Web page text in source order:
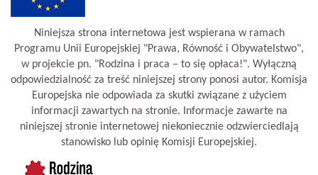
Niniejsza strona internetowa jest wspierana w ramach
Programu Unii Europejskiej "Prawa, Równość i Obywatelstwo",
w projekcie pn. "Rodzina i praca – to się opłaca!". Wyłączną
odpowiedzialność za treść niniejszej strony ponosi autor. Komisja
Europejska nie odpowiada za skutki związane z użyciem
informacji zawartych na stronie. Informacje zawarte na
niniejszej stronie internetowej niekoniecznie odzwierciedlają
stanowisko lub opinię Komisji Europejskiej.